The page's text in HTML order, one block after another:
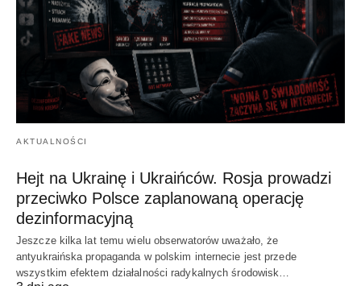
AKTUALNOŚCI
Hejt na Ukrainę i Ukraińców. Rosja prowadzi
przeciwko Polsce zaplanowaną operację
dezinformacyjną
Jeszcze kilka lat temu wielu obserwatorów uważało, że
antyukraińska propaganda w polskim internecie jest przede
wszystkim efektem działalności radykalnych środowisk…